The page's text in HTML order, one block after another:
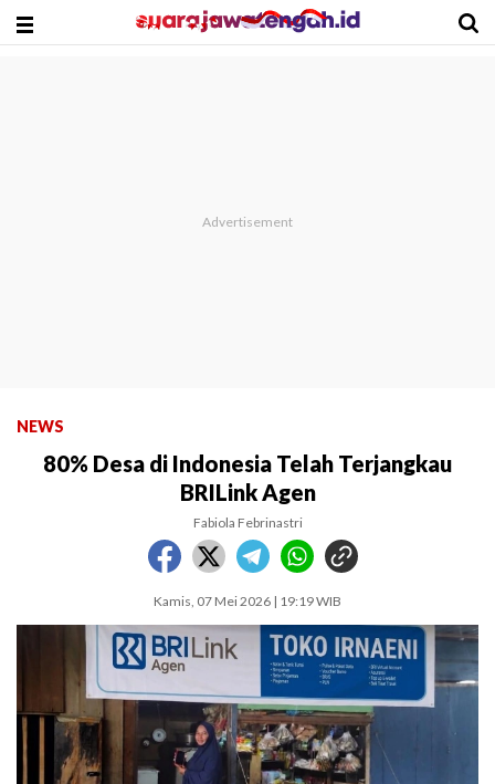
NEWS
80% Desa di Indonesia Telah Terjangkau
BRILink Agen
Fabiola Febrinastri
Kamis, 07 Mei 2026 | 19:19 WIB